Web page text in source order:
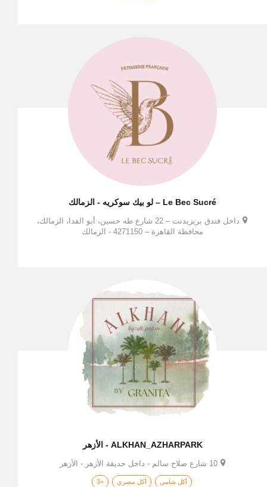
Le Bec Sucré – لو بيك سوكريه - الزمالك
داخل فندق بريزيدنت – 22 شارع طه حسين، أبو الفدا، الزمالك،
محافظة القاهرة – 4271150 - الزمالك
ALKHAN_AZHARPARK - الأزهر
10 شارع صلاح سالم - داخل حديقة الأزهر - الأزهر
أكل شامي أكل مصري +3